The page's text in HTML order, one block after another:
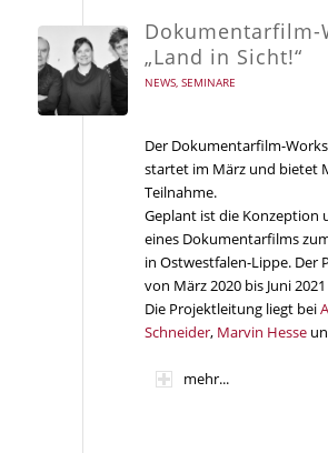
Dokumentarfilm-
„Land in Sicht!“
NEWS, SEMINARE
Der Dokumentarfilm-
startet im März und bietet
Teilnahme.
Geplant ist die Konzeption
eines Dokumentarfilms
in Ostwestfalen-Lippe. Der
von März 2020 bis Juni
Die Projektleitung liegt bei
Schneider, Marvin Hesse
mehr...